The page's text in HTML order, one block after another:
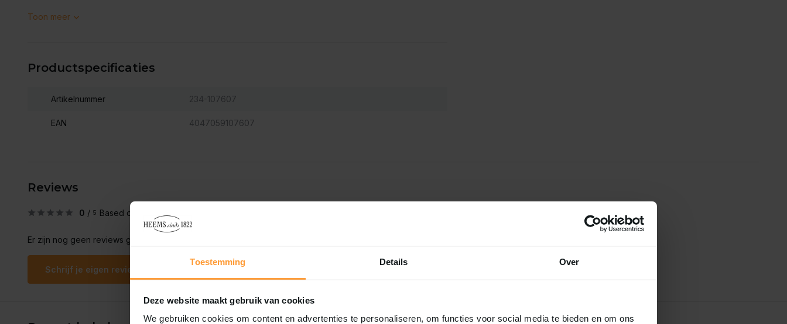
Toestemming Details Over
Deze website maakt gebruik van cookies
We gebruiken cookies om content en advertenties te personaliseren, om functies voor social media te bieden en om ons
Toon meer
Productspecificaties
Artikelnummer 234-107607
EAN 4047059107607
Reviews
0 / 5 Based on 0 reviews
Er zijn nog geen reviews geschreven over dit product..
Schrijf je eigen review